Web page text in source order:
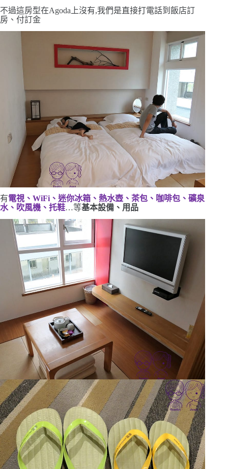
不過這房型在Agoda 上沒有,我們是直接打電話到飯店訂
房、付訂金
有電視、 WiFi 、迷你冰箱、熱水壺、茶包、咖啡包、礦泉
水、吹風機、托鞋…等基本設備、用品